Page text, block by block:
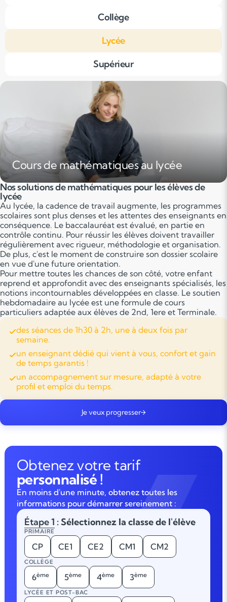
Collège
Lycée
Supérieur
Cours de mathématiques au lycée
Nos solutions de mathématiques pour les élèves de
lycée
Au lycée, la cadence de travail augmente, les programmes
scolaires sont plus denses et les attentes des enseignants en
conséquence. Le baccalauréat est évalué, en partie en
contrôle continu. Pour réussir les élèves doivent travailler
régulièrement avec rigueur, méthodologie et organisation.
De plus, c'est le moment de construire son dossier scolaire
en vue d'une future orientation.
Pour mettre toutes les chances de son côté, votre enfant
reprend et approfondit avec des enseignants spécialisés, les
notions incontournables développées en classe. Le soutien
hebdomadaire au lycée est une formule de cours
particuliers adaptée aux élèves de 2nd, 1ere et Terminale.
des séances de 1h30 à 2h, une à deux fois par
semaine.
un enseignant dédié qui vient à vous, confort et gain
de temps garantis !
un accompagnement sur mesure, adapté à votre
profil et emploi du temps.
Je veux progresser
Obtenez votre tarif
personnalisé !
En moins d'une minute, obtenez toutes les
informations pour démarrer sereinement :
Étape 1 : Sélectionnez la classe de l'élève
PRIMAIRE
CP CE1 CE2 CM1 CM2
COLLÈGE
6ème 5ème 4ème 3ème
LYCÉE ET POST-BAC